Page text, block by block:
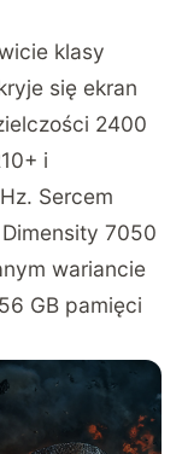
klasy
się ekran
2400
i
Sercem
7050
wariancie
GB pamięci